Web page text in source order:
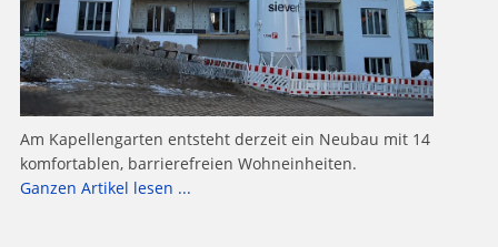
Am Kapellengarten entsteht derzeit ein Neubau mit 14
komfortablen, barrierefreien Wohneinheiten.
Ganzen Artikel lesen ...